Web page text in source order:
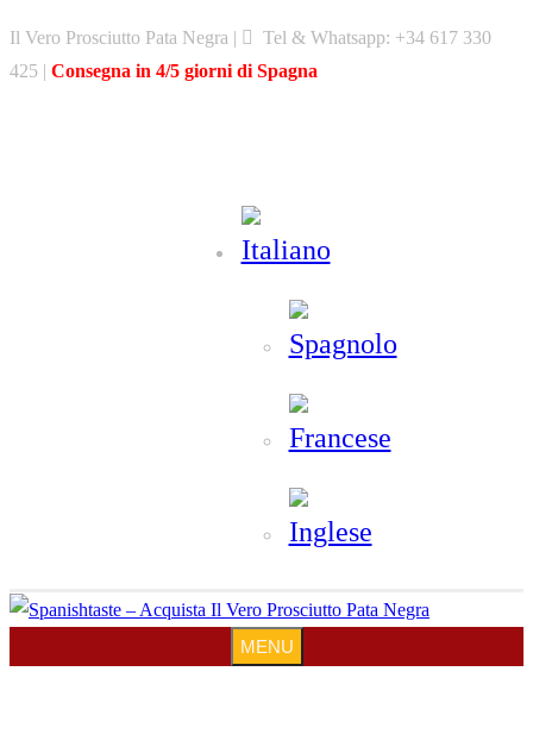
Il Vero Prosciutto Pata Negra |
Tel & Whatsapp: +34 617 330
425 | Consegna in 4/5 giorni di Spagna
MENU
MENU